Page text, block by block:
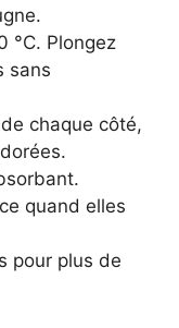
°C. Plongez
sans
chaque côté,
quand elles
pour plus de